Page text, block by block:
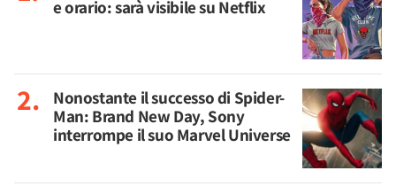
e orario: sarà visibile su Netflix
Nonostante il successo di Spider-
Man: Brand New Day, Sony
interrompe il suo Marvel Universe